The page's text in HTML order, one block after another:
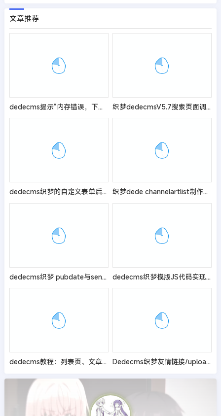
文章推荐
dedecms提示“内存错误，下载解压版base_dic_full.dic”解决办法 织梦dedecmsV5.7搜索页面调用自定义字段的方法
dedecms织梦的自定义表单后台增加全选的功能按钮 织梦dede channelartlist制作二级导航代码方法
dedecms织梦 pubdate与senddate区别及定时审核发布插件思路 dedecms织梦模版JS代码实现导航高亮显示
dedecms教程：列表页、文章页调用所有顶级栏目文章的方法 Dedecms织梦友情链接/uploads/fli